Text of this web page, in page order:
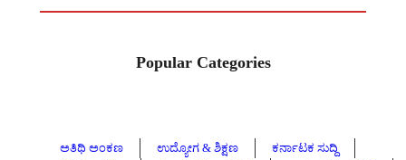
Popular Categories
ಅತಿಥಿ ಅಂಕಣ ಉದ್ಯೋಗ & ಶಿಕ್ಷಣ
ಕರ್ನಾಟಕ ಸುದ್ದಿ